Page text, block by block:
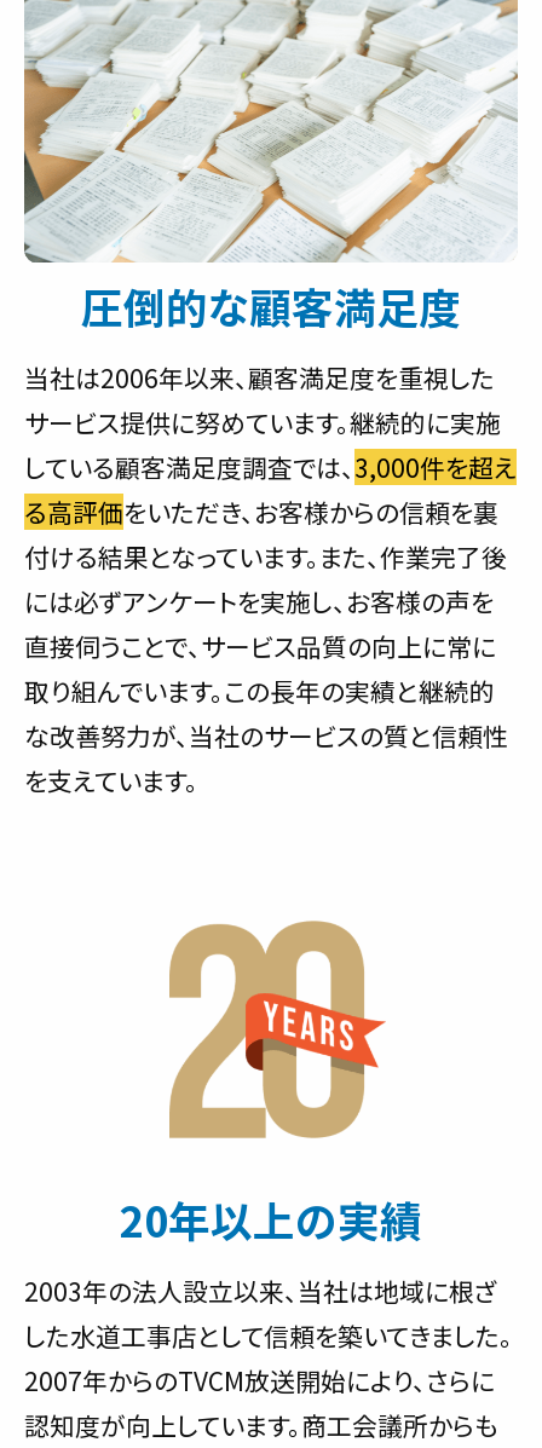
圧倒的な顧客満足度
当社は2006年以来、顧客満足度を重視した
サービス提供に努めています。継続的に実施
している顧客満足度調査では、 3,000件を超え
る高評価をいただき、お客様からの信頼を裏
付ける結果となっています。また、作業完了後
には必ずアンケートを実施し、お客様の声を
直接伺うことで、サービス品質の向上に常に
取り組んでいます。この長年の実績と継続的
な改善努力が、当社のサービスの質と信頼性
を支えています。
20年以上の実績
2003年の法人設立以来、当社は地域に根ざ
した水道工事店として信頼を築いてきました。
2007年からのTVCM放送開始により、さらに
認知度が向上しています。商工会議所からも